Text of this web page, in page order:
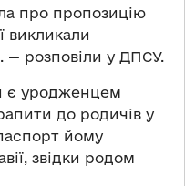
про пропозицію
викликали
— розповіли у ДПСУ.
є уродженцем
до родичів у
йому
звідки родом